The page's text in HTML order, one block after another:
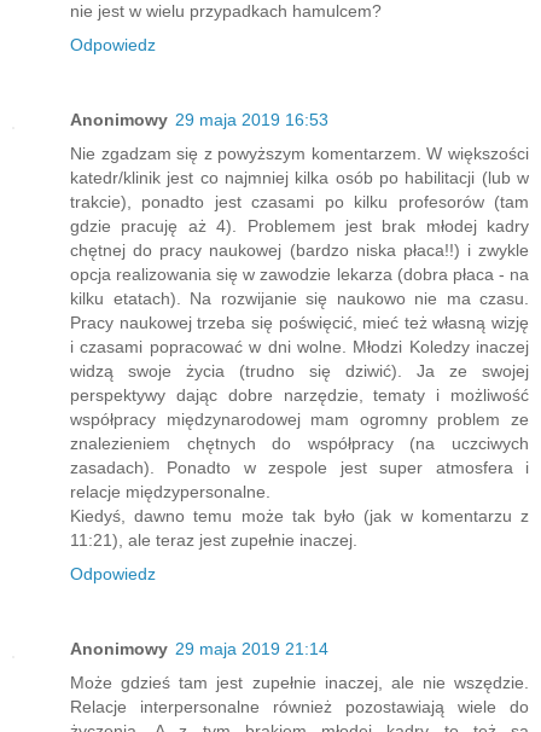
nie jest w wielu przypadkach hamulcem?
Odpowiedz
Anonimowy 29 maja 2019 16:53
Nie zgadzam się z powyższym komentarzem. W większości
katedr/klinik jest co najmniej kilka osób po habilitacji (lub w
trakcie), ponadto jest czasami po kilku profesorów (tam
gdzie pracuję aż 4). Problemem jest brak młodej kadry
chętnej do pracy naukowej (bardzo niska płaca!!) i zwykle
opcja realizowania się w zawodzie lekarza (dobra płaca - na
kilku etatach). Na rozwijanie się naukowo nie ma czasu.
Pracy naukowej trzeba się poświęcić, mieć też własną wizję
i czasami popracować w dni wolne. Młodzi Koledzy inaczej
widzą swoje życia (trudno się dziwić). Ja ze swojej
perspektywy dając dobre narzędzie, tematy i możliwość
współpracy międzynarodowej mam ogromny problem ze
znalezieniem chętnych do współpracy (na uczciwych
zasadach). Ponadto w zespole jest super atmosfera i
relacje międzypersonalne.
Kiedyś, dawno temu może tak było (jak w komentarzu z
11:21), ale teraz jest zupełnie inaczej.
Odpowiedz
Anonimowy 29 maja 2019 21:14
Może gdzieś tam jest zupełnie inaczej, ale nie wszędzie.
Relacje interpersonalne również pozostawiają wiele do